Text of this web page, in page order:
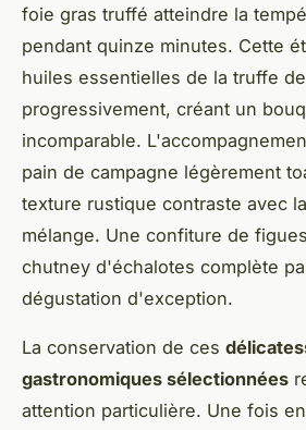
foie gras truffé atteindre la
pendant quinze minutes. Cette
huiles essentielles de la truffe
progressivement, créant un
incomparable.
pain de campagne légèrement
texture rustique contraste avec
mélange. Une confiture de
chutney d'échalotes complète
dégustation d'exception.
La conservation de ces
gastronomiques sélectionnées
attention particulière. Une fois